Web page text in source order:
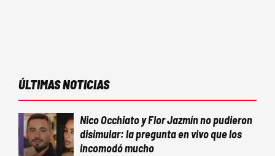
ÚLTIMAS NOTICIAS
Nico Occhiato y Flor Jazmín no pudieron
disimular: la pregunta en vivo que los
incomodó mucho